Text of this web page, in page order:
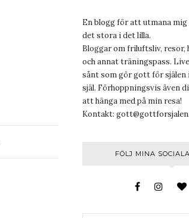
En blogg för att utmana
det stora i det lilla.
Bloggar om friluftsliv, resor,
och annat träningspass.
sånt som gör gott för själen
själ. Förhoppningsvis även
att hänga med på min resa!
Kontakt:
FÖLJ MINA